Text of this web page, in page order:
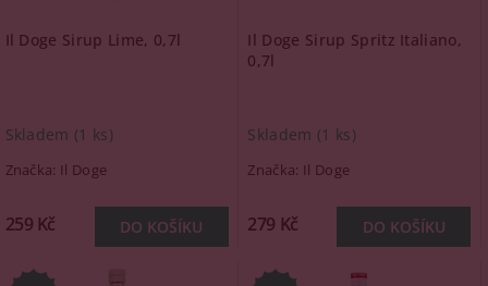
Il Doge Sirup Lime, 0,7l
Skladem (1 ks)
Značka: Il Doge
259 Kč
Il Doge Sirup Spritz Italiano,
0,7l
Skladem (1 ks)
Značka: Il Doge
279 Kč